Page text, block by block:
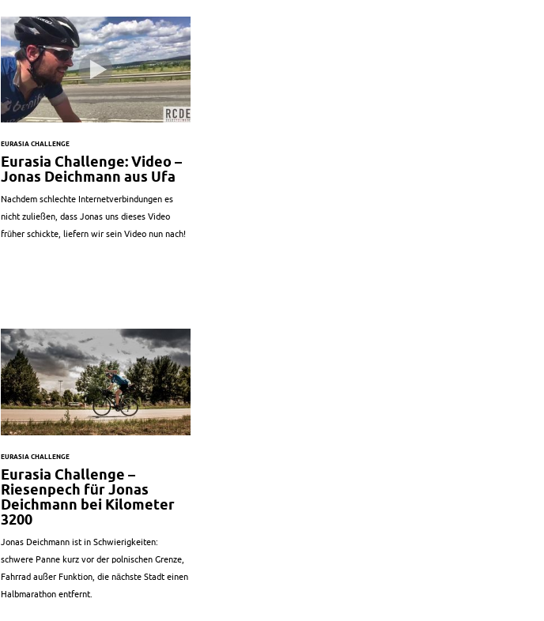
EURASIA CHALLENGE
Eurasia Challenge: Video –
Jonas Deichmann aus Ufa
Nachdem schlechte Internetverbindungen es
nicht zuließen, dass Jonas uns dieses Video
früher schickte, liefern wir sein Video nun nach!
EURASIA CHALLENGE
Eurasia Challenge –
Riesenpech für Jonas
Deichmann bei Kilometer
3200
Jonas Deichmann ist in Schwierigkeiten:
schwere Panne kurz vor der polnischen Grenze,
Fahrrad außer Funktion, die nächste Stadt einen
Halbmarathon entfernt.